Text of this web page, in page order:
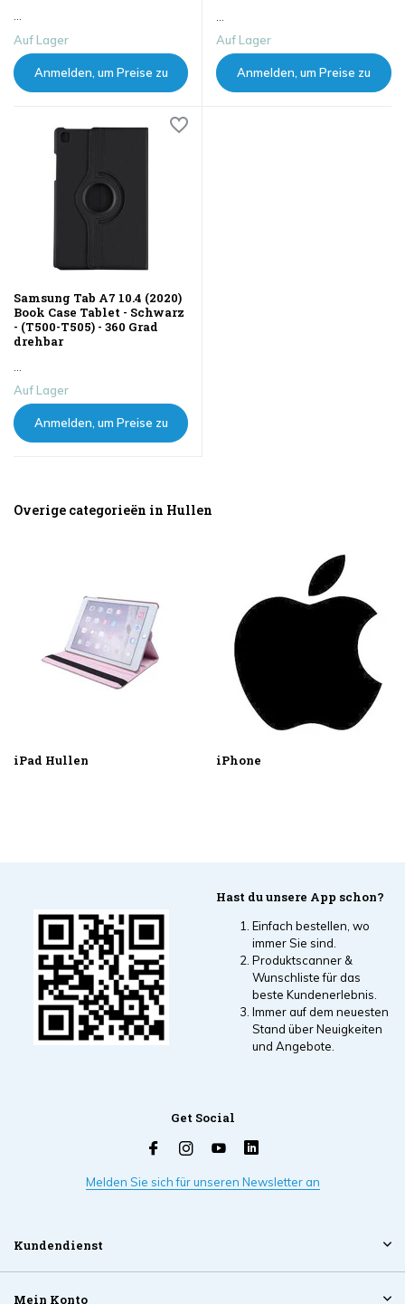
Auf Lager
Anmelden, um Preise zu
Auf Lager
Anmelden, um Preise zu
Samsung Tab A7 10.4 (2020)
Book Case Tablet - Schwarz
- (T500-T505) - 360 Grad
drehbar
Auf Lager
Anmelden, um Preise zu
Overige categorieën in Hullen
iPad Hullen iPhone
Hast du unsere App schon?
Einfach bestellen, wo
immer Sie sind.
Produktscanner &
Wunschliste für das
beste Kundenerlebnis.
Immer auf dem neuesten
Stand über Neuigkeiten
und Angebote.
Get Social
Melden Sie sich für unseren Newsletter an
Kundendienst
Mein Konto